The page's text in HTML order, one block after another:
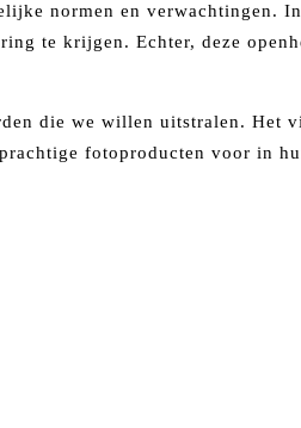
normen en verwachtingen.
te krijgen. Echter, deze
die we willen uitstralen. Het
fotoproducten voor in